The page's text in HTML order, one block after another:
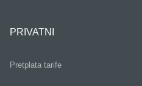
PRIVATNI
Pretplata tarife